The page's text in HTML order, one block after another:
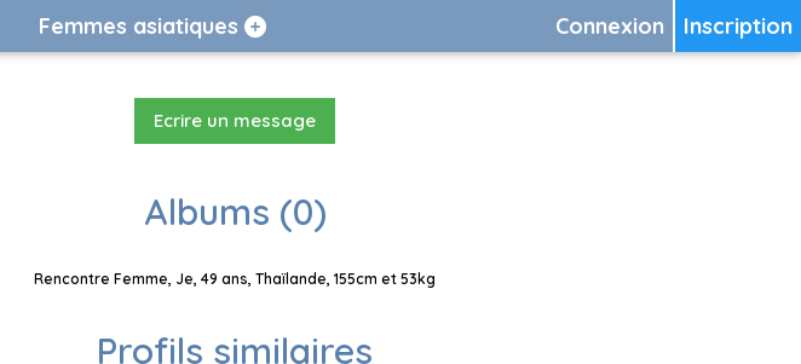
Inscription
Connexion
Femmes asiatiques
Ecrire un message
Albums (0)
Rencontre Femme, Je, 49 ans, Thaïlande, 155cm et 53kg
Profils similaires